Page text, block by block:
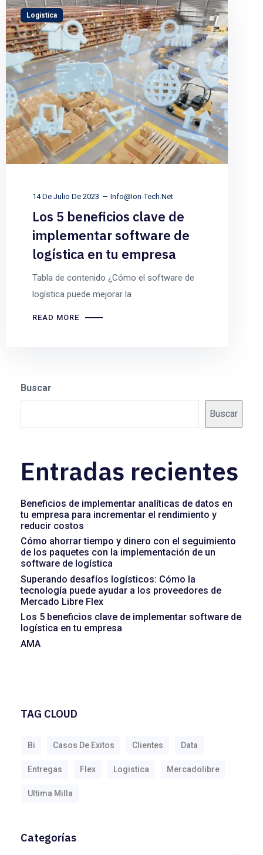
Logistica
14 De Julio De 2023 Info@ion-Tech.net
Los 5 beneficios clave de
implementar software de
logística en tu empresa
Tabla de contenido ¿Cómo el software de
logística puede mejorar la
READ MORE
Buscar
Buscar
Entradas recientes
Beneficios de implementar analíticas de datos en
tu empresa para incrementar el rendimiento y
reducir costos
Cómo ahorrar tiempo y dinero con el seguimiento
de los paquetes con la implementación de un
software de logística
Superando desafíos logísticos: Cómo la
tecnología puede ayudar a los proveedores de
Mercado Libre Flex
Los 5 beneficios clave de implementar software de
logística en tu empresa
AMA
TAG CLOUD
Bi Casos De Exitos Clientes Data
Entregas Flex Logistica Mercadolibre
Ultima Milla
Categorías